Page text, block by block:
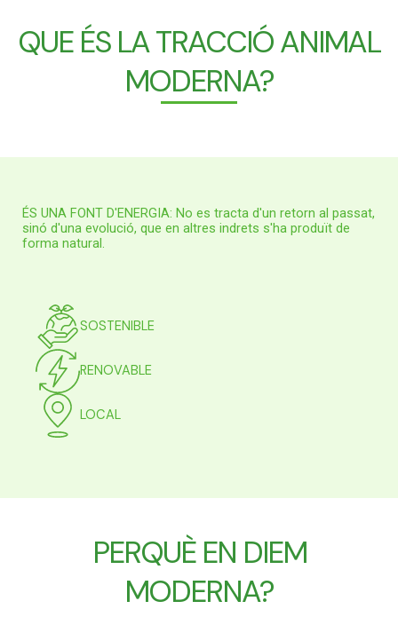
QUE ÉS LA TRACCIÓ ANIMAL
MODERNA?
ÉS UNA FONT D'ENERGIA: No es tracta d'un retorn al passat,
sinó d'una evolució, que en altres indrets s'ha produït de
forma natural.
SOSTENIBLE
RENOVABLE
LOCAL
PERQUÈ EN DIEM
MODERNA?